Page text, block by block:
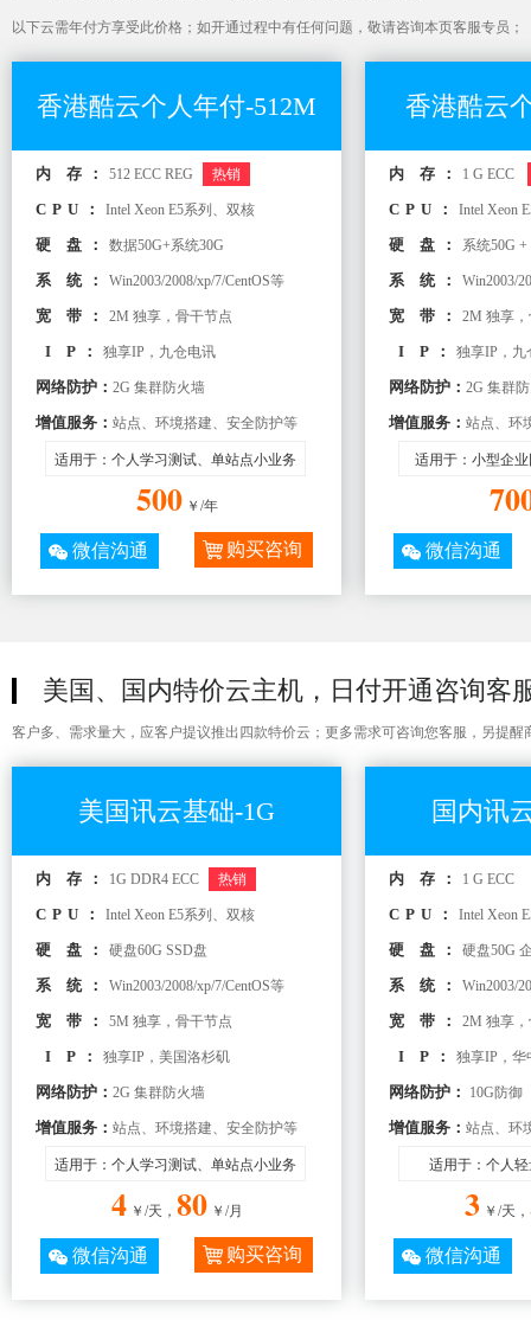
以下云需年付方享受此价格；如开通过程中有任何问题，敬请咨询本页客服专员；
香港酷云个人年付-512M
内 存： 512 ECC REG 热销
CPU： Intel Xeon E5系列、双核
硬 盘： 数据50G+系统30G
系 统： Win2003/2008/xp/7/CentOS等
宽 带： 2M 独享，骨干节点
I P： 独享IP，九仓电讯
网络防护： 2G 集群防火墙
增值服务： 站点、环境搭建、安全防护等
适用于：个人学习测试、单站点小业务
500 ￥/年
微信沟通 购买咨询
香港酷云
内 存： 1 G ECC
CPU： Intel Xeon
硬 盘： 系统50G
系 统： Win2003/
宽 带： 2M 独享
I P： 独享IP，九
网络防护： 2G 集群
增值服务： 站点、环
适用于：小型企
微信沟通
美国、国内特价云主机，日付开通咨询客
客户多、需求量大，应客户提议推出四款特价云；更多需求可咨询您客服，另提醒
美国讯云基础-1G
内 存： 1G DDR4 ECC 热销
CPU： Intel Xeon E5系列、双核
硬 盘： 硬盘60G SSD盘
系 统： Win2003/2008/xp/7/CentOS等
宽 带： 5M 独享，骨干节点
I P： 独享IP，美国洛杉矶
网络防护： 2G 集群防火墙
增值服务： 站点、环境搭建、安全防护等
适用于：个人学习测试、单站点小业务
4 ￥/天， 80 ￥/月
微信沟通 购买咨询
国内讯
内 存： 1 G ECC
CPU： Intel Xeon
硬 盘： 硬盘50G
系 统： Win2003/
宽 带： 2M 独享
I P： 独享IP，华
网络防护： 10G防御
增值服务： 站点、环
适用于：个人
3 ￥/天，
微信沟通